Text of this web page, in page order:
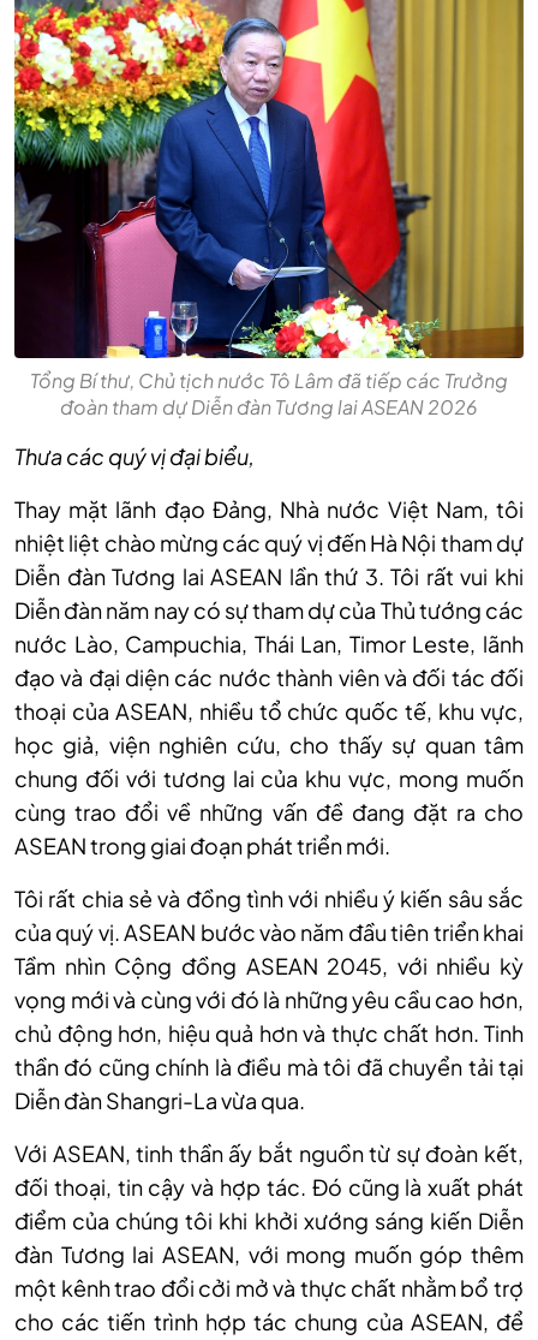
Tổng Bí thư, Chủ tịch nước Tô Lâm đã tiếp các Trưởng
đoàn tham dự Diễn đàn Tương lai ASEAN 2026
Thưa các quý vị đại biểu,
Thay mặt lãnh đạo Đảng, Nhà nước Việt Nam, tôi
nhiệt liệt chào mừng các quý vị đến Hà Nội tham dự
Diễn đàn Tương lai ASEAN lần thứ 3. Tôi rất vui khi
Diễn đàn năm nay có sự tham dự của Thủ tướng các
nước Lào, Campuchia, Thái Lan, Timor Leste, lãnh
đạo và đại diện các nước thành viên và đối tác đối
thoại của ASEAN, nhiều tổ chức quốc tế, khu vực,
học giả, viện nghiên cứu, cho thấy sự quan tâm
chung đối với tương lai của khu vực, mong muốn
cùng trao đổi về những vấn đề đang đặt ra cho
ASEAN trong giai đoạn phát triển mới.
Tôi rất chia sẻ và đồng tình với nhiều ý kiến sâu sắc
của quý vị. ASEAN bước vào năm đầu tiên triển khai
Tầm nhìn Cộng đồng ASEAN 2045, với nhiều kỳ
vọng mới và cùng với đó là những yêu cầu cao hơn,
chủ động hơn, hiệu quả hơn và thực chất hơn. Tinh
thần đó cũng chính là điều mà tôi đã chuyển tải tại
Diễn đàn Shangri-La vừa qua.
Với ASEAN, tinh thần ấy bắt nguồn từ sự đoàn kết,
đối thoại, tin cậy và hợp tác. Đó cũng là xuất phát
điểm của chúng tôi khi khởi xướng sáng kiến Diễn
đàn Tương lai ASEAN, với mong muốn góp thêm
một kênh trao đổi cởi mở và thực chất nhằm bổ trợ
cho các tiến trình hợp tác chung của ASEAN, để